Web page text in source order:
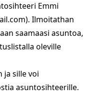
Emmi
Ilmoitathan
saamaasi asuntoa,
oleville
ja sille voi
asuntosihteerille.